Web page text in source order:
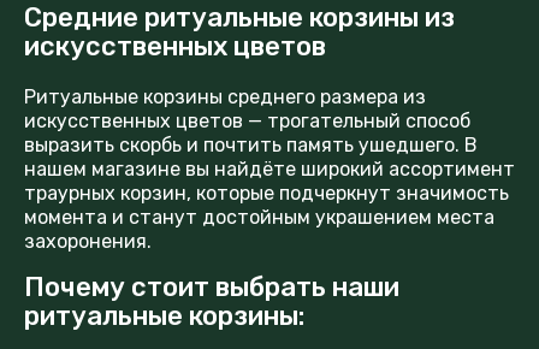
Средние ритуальные корзины из
искусственных цветов
Ритуальные корзины среднего размера из
искусственных цветов — трогательный способ
выразить скорбь и почтить память ушедшего. В
нашем магазине вы найдёте широкий ассортимент
траурных корзин, которые подчеркнут значимость
момента и станут достойным украшением места
захоронения.
Почему стоит выбрать наши
ритуальные корзины: